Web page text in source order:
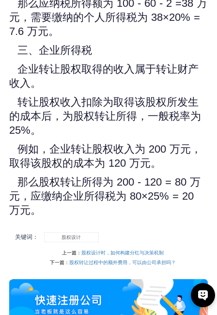
那么应纳税所得额为 100 - 60 - 2 =38 万
元，需要缴纳的个人所得税为 38×20% =
7.6 万元。
三、企业所得税
企业转让股权取得的收入属于转让财产
收入。
转让股权收入扣除为取得该股权所发生
的成本后，为股权转让所得，一般税率为
25%。
例如，企业转让股权收入为 200 万元，
取得该股权的成本为 120 万元。
那么股权转让所得为 200 - 120 = 80 万
元，应缴纳企业所得税为 80×25% = 20
万元。
关键词： 股权设计
上一篇： 股权设计时，如何构建分红与决策机制
下一篇： 股权转让过程中的额外费用，可以由公司承担吗？